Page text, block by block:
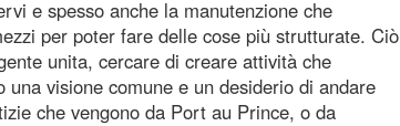
e spesso anche la manutenzione che
per poter fare delle cose più strutturate. Ciò
unita, cercare di creare attività che
visione comune e un desiderio di andare
che vengono da Port au Prince, o da